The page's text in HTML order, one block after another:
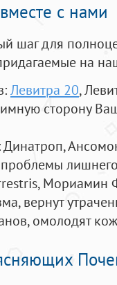
с нами
шаг для
на
Левитра 20,
сторону
: Динатроп,
Мориамин
вернут
омолодят